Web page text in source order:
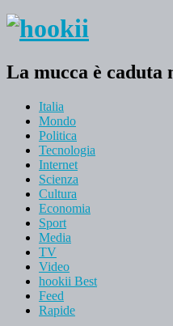
La mucca è caduta
Italia
Mondo
Politica
Tecnologia
Internet
Scienza
Cultura
Economia
Sport
Media
TV
Video
hookii Best
Feed
Rapide